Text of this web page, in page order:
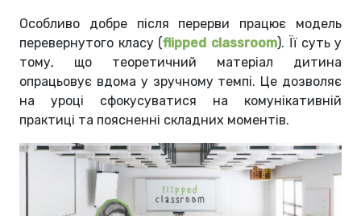
Особливо добре після перерви працює модель
перевернутого класу (flipped classroom). Її суть у
тому, що теоретичний матеріал дитина
опрацьовує вдома у зручному темпі. Це дозволяє
на уроці сфокусуватися на комунікативній
практиці та поясненні складних моментів.